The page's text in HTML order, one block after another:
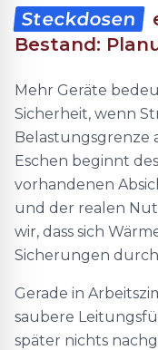
Steckdosen
Bestand:
Mehr Geräte
Sicherheit, wenn
Belastungsgrenze
Eschen beginnt
vorhandenen
und der realen
wir, dass sich
Sicherungen
Gerade in
saubere
später nichts